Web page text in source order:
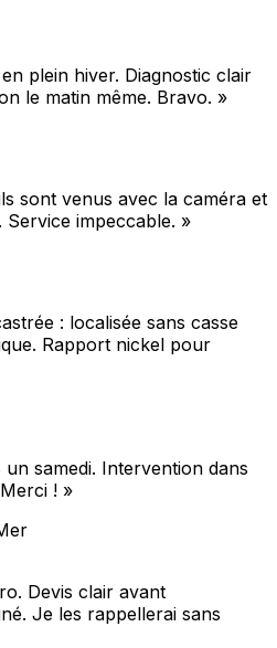
plein hiver. Diagnostic clair
le matin même. Bravo. »
sont venus avec la caméra et
impeccable. »
: localisée sans casse
Rapport nickel pour
samedi. Intervention dans
! »
Devis clair avant
Je les rappellerai sans